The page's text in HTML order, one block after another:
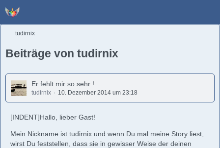
tudirnix
Beiträge von tudirnix
Er fehlt mir so sehr !
tudirnix 10. Dezember 2014 um 23:18
[INDENT]Hallo, lieber Gast!
Mein Nickname ist tudirnix und wenn Du mal meine Story liest,
wirst Du feststellen, dass sie in gewisser Weise der deinen